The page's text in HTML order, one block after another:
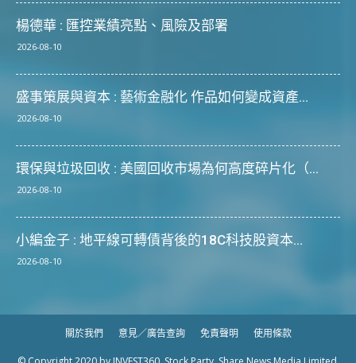
楊德華 : 匯控業績亮點、風險及部署
2026-08-10
盛事策展與資本 : 藝術金融化 作品如何變成資產...
2026-08-10
環保與垃圾回收 : 美國回收市場為何高度碎片化（...
2026-08-10
小編金子 : 地平線可轉債背後的18C科技股資本...
2026-08-10
關於我們 意見／廣告查詢 免責聲明 使用條款